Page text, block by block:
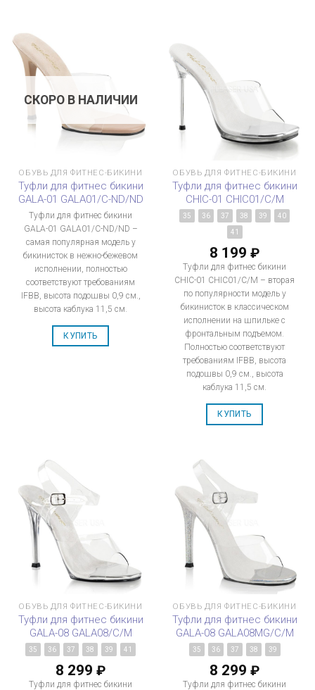
СКОРО В НАЛИЧИИ
ОБУВЬ ДЛЯ ФИТНЕС-БИКИНИ
Туфли для фитнес бикини
GALA-01 GALA01/C-ND/ND
Туфли для фитнес бикини
GALA-01 GALA01/C-ND/ND –
самая популярная модель у
бикинисток в нежно-бежевом
исполнении, полностью
соответствуют требованиям
IFBB, высота подошвы 0,9 см.,
высота каблука 11,5 см.
КУПИТЬ
ОБУВЬ ДЛЯ ФИТНЕС-БИКИНИ
Туфли для фитнес бикини
CHIC-01 CHIC01/C/M
35 36 37 38 39 40
41
8 199 ₽
Туфли для фитнес бикини
CHIC-01 CHIC01/C/M – вторая
по популярности модель у
бикинисток в классическом
исполнении на шпильке с
фронтальным подъемом.
Полностью соответствуют
требованиям IFBB, высота
подошвы 0,9 см., высота
каблука 11,5 см.
КУПИТЬ
ОБУВЬ ДЛЯ ФИТНЕС-БИКИНИ
Туфли для фитнес бикини
GALA-08 GALA08/C/M
35 36 37 38 39 41
8 299 ₽
Туфли для фитнес бикини
ОБУВЬ ДЛЯ ФИТНЕС-БИКИНИ
Туфли для фитнес бикини
GALA-08 GALA08MG/C/M
35 36 37 38 39
8 299 ₽
Туфли для фитнес бикини